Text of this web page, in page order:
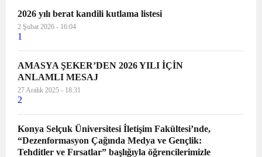
bizden’ projesi kapsamında yol
2026 yılı berat kandili kutlama listesi
2 Şubat 2026 - 16:04
1
AMASYA ŞEKER’DEN 2026 YILI İÇİN
ANLAMLI MESAJ
27 Aralık 2025 - 18:31
2
Konya Selçuk Üniversitesi İletişim Fakültesi’nde,
“Dezenformasyon Çağında Medya ve Gençlik:
Tehditler ve Fırsatlar” başlığıyla öğrencilerimizle